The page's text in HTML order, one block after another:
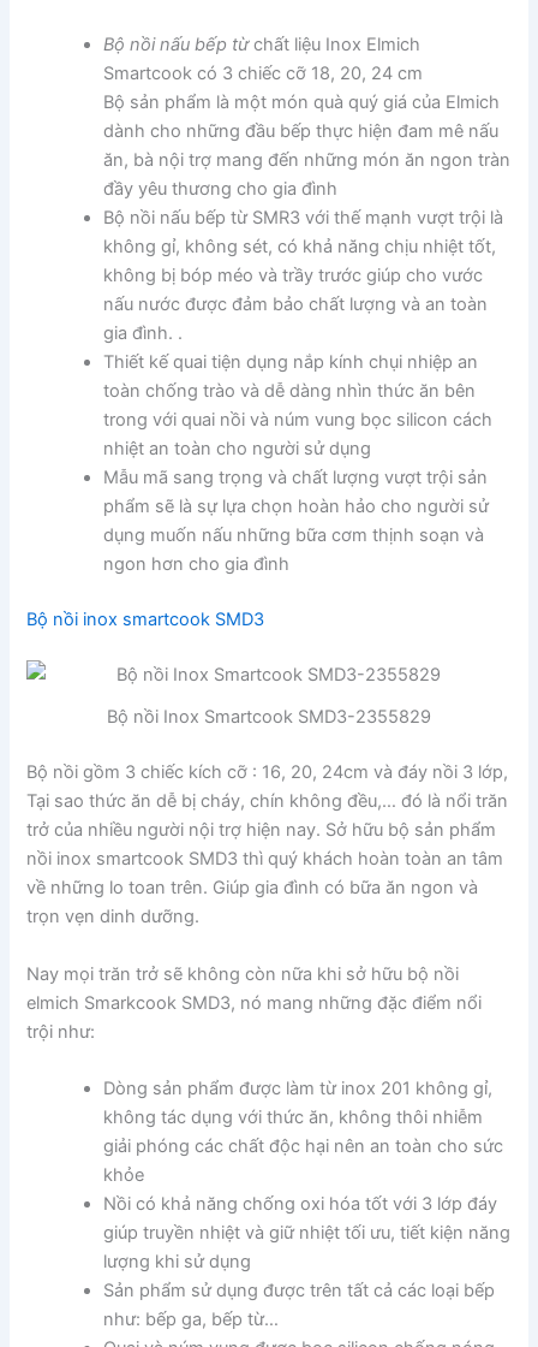
Bộ nồi nấu bếp từchất liệu Inox Elmich
Smartcook có 3 chiếc cỡ 18, 20, 24 cm
Bộ sản phẩm là một món quà quý giá của Elmich
dành cho những đầu bếp thực hiện đam mê nấu
ăn, bà nội trợ mang đến những món ăn ngon tràn
đầy yêu thương cho gia đình
Bộ nồi nấu bếp từ SMR3 với thế mạnh vượt trội là
không gỉ, không sét, có khả năng chịu nhiệt tốt,
không bị bóp méo và trầy trước giúp cho vước
nấu nước được đảm bảo chất lượng và an toàn
gia đình. .
Thiết kế quai tiện dụng nắp kính chụi nhiệp an
toàn chống trào và dễ dàng nhìn thức ăn bên
trong với quai nồi và núm vung bọc silicon cách
nhiệt an toàn cho người sử dụng
Mẫu mã sang trọng và chất lượng vượt trội sản
phẩm sẽ là sự lựa chọn hoàn hảo cho người sử
dụng muốn nấu những bữa cơm thịnh soạn và
ngon hơn cho gia đình
Bộ nồi inox smartcook SMD3
Bộ nồi Inox Smartcook SMD3-2355829
Bộ nồi gồm 3 chiếc kích cỡ : 16, 20, 24cm và đáy nồi 3 lớp,
Tại sao thức ăn dễ bị cháy, chín không đều,… đó là nổi trăn
trở của nhiều người nội trợ hiện nay. Sở hữu bộ sản phẩm
nồi inox smartcook SMD3 thì quý khách hoàn toàn an tâm
về những lo toan trên. Giúp gia đình có bữa ăn ngon và
trọn vẹn dinh dưỡng.
Nay mọi trăn trở sẽ không còn nữa khi sở hữu bộ nồi
elmich Smarkcook SMD3, nó mang những đặc điểm nổi
trội như:
Dòng sản phẩm được làm từ inox 201 không gỉ,
không tác dụng với thức ăn, không thôi nhiễm
giải phóng các chất độc hại nên an toàn cho sức
khỏe
Nồi có khả năng chống oxi hóa tốt với 3 lớp đáy
giúp truyền nhiệt và giữ nhiệt tối ưu, tiết kiện năng
lượng khi sử dụng
Sản phẩm sử dụng được trên tất cả các loại bếp
như: bếp ga, bếp từ…